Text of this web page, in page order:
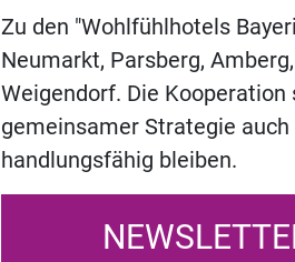
Zu den "Wohlfühlhotels
Neumarkt, Parsberg,
Weigendorf. Die
gemeinsamer Strategie
handlungsfähig bleiben.